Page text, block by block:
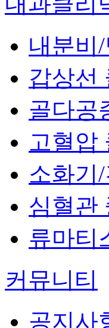
내분비
갑상선
골다공
고혈압
소화기
심혈관
류마티
커뮤니티
공지사